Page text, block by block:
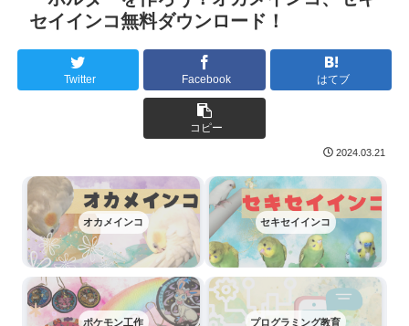
セイインコ無料ダウンロード！
Twitter Facebook はてブ
コピー
2024.03.21
オカメインコ セキセイインコ
ポケモン工作 プログラミング教育